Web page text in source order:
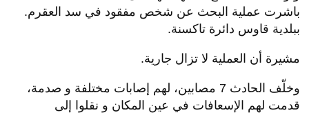
باشرت عملية البحث عن شخص مفقود في سد العقرم.
ببلدية قاوس دائرة تاكسنة.
مشيرة أن العملية لا تزال جارية.
وخلّف الحادث 7 مصابين، لهم إصابات مختلفة و صدمة،
قدمت لهم الإسعافات في عين المكان و نقلوا إلى